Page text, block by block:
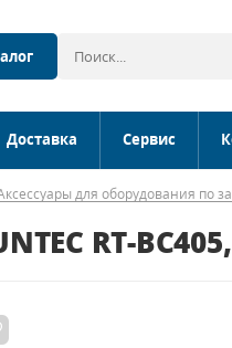
Доставка Сервис
для оборудования по
RT-